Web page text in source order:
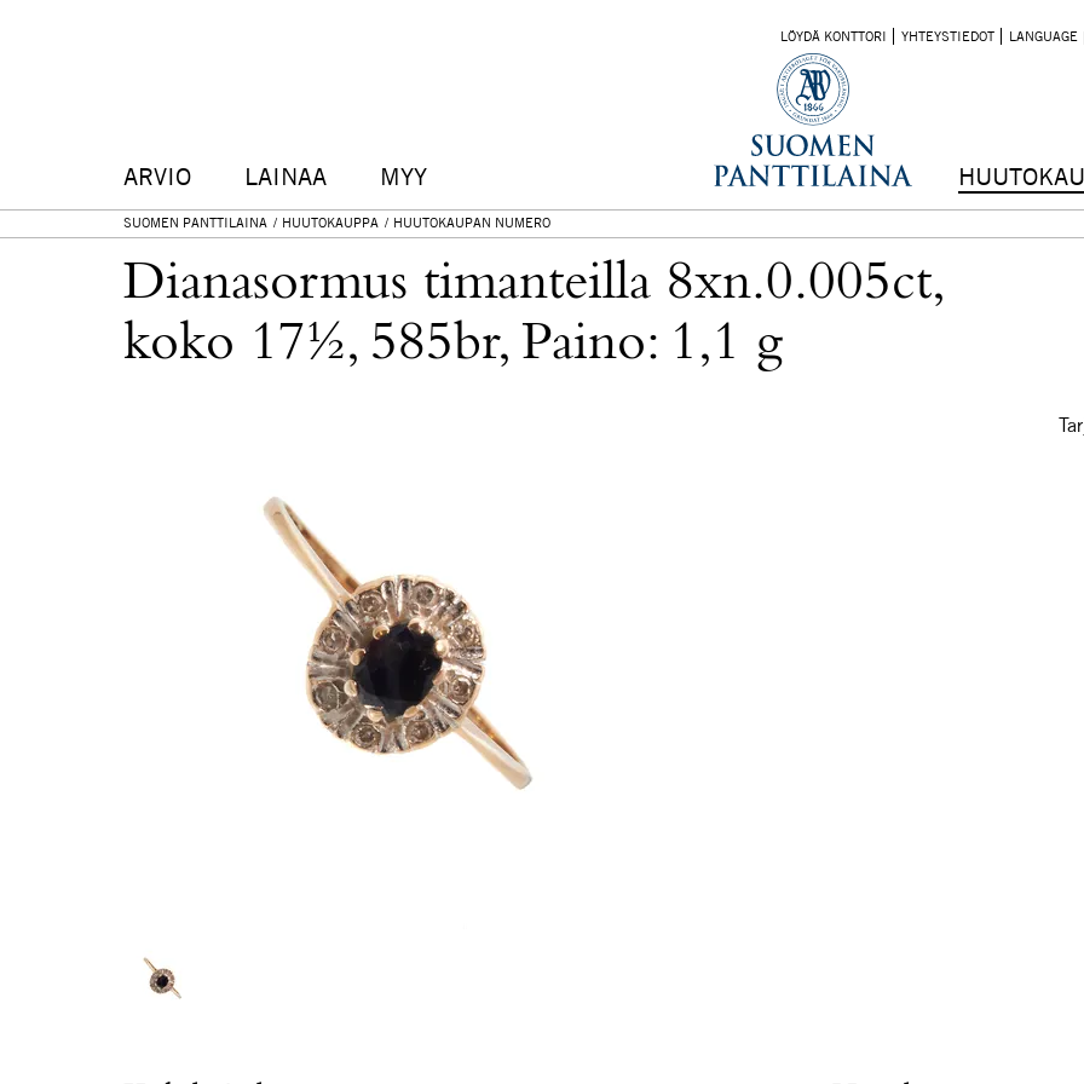
LÖYDÄ KONTTORI YHTEYSTIEDOT LANGUAGE
ARVIO LAINAA MYY
SUOMEN PANTTILAINA HUUTOKAUPPA HUUTOKAUPAN NUMERO
Dianasormus timanteilla 8xn.0.005ct,
koko 17½, 585br, Paino: 1,1 g